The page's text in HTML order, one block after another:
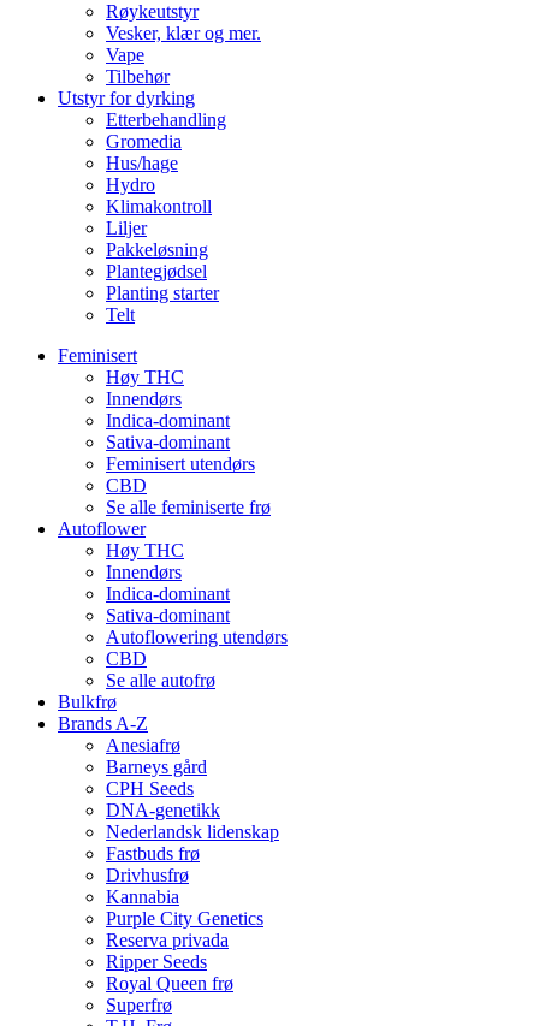
Røykeutstyr
Vesker, klær og mer.
Vape
Tilbehør
Utstyr for dyrking
Etterbehandling
Gromedia
Hus/hage
Hydro
Klimakontroll
Liljer
Pakkeløsning
Plantegjødsel
Planting starter
Telt
Feminisert
Høy THC
Innendørs
Indica-dominant
Sativa-dominant
Feminisert utendørs
CBD
Se alle feminiserte frø
Autoflower
Høy THC
Innendørs
Indica-dominant
Sativa-dominant
Autoflowering utendørs
CBD
Se alle autofrø
Bulkfrø
Brands A-Z
Anesiafrø
Barneys gård
CPH Seeds
DNA-genetikk
Nederlandsk lidenskap
Fastbuds frø
Drivhusfrø
Kannabia
Purple City Genetics
Reserva privada
Ripper Seeds
Royal Queen frø
Superfrø